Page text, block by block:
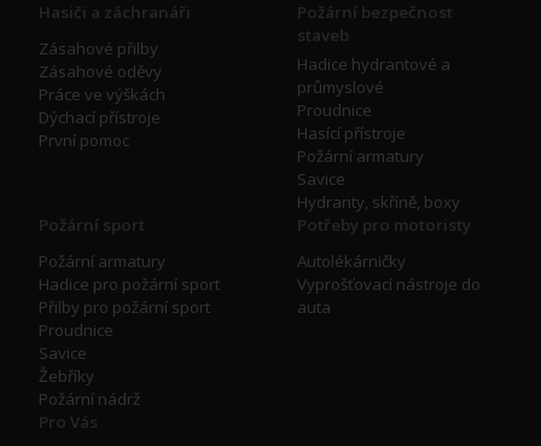
Hasiči a záchranáři
Zásahové přilby
Zásahové oděvy
Práce ve výškách
Dýchací přístroje
První pomoc
Požární bezpečnost
staveb
Hadice hydrantové a
průmyslové
Proudnice
Hasící přístroje
Požární armatury
Savice
Hydranty, skříně, boxy
Požární sport
Požární armatury
Hadice pro požární sport
Přilby pro požární sport
Proudnice
Savice
Žebříky
Požární nádrž
Potřeby pro motoristy
Autolékárničky
Vyprošťovací nástroje do
auta
Pro Vás